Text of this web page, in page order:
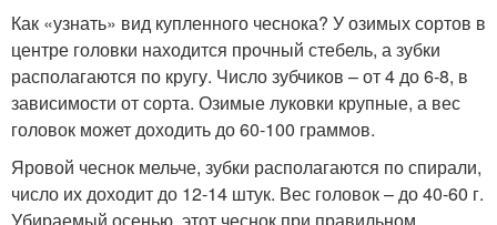
Как «узнать» вид купленного чеснока? У озимых сортов в
центре головки находится прочный стебель, а зубки
располагаются по кругу. Число зубчиков – от 4 до 6-8, в
зависимости от сорта. Озимые луковки крупные, а вес
головок может доходить до 60-100 граммов.
Яровой чеснок мельче, зубки располагаются по спирали,
число их доходит до 12-14 штук. Вес головок – до 40-60 г.